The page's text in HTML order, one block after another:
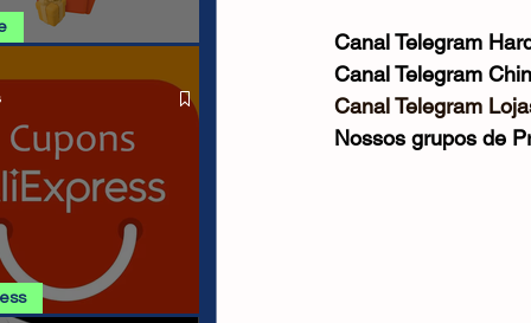
Canal Telegram
Canal Telegram
Canal Telegram
Nossos grupos de